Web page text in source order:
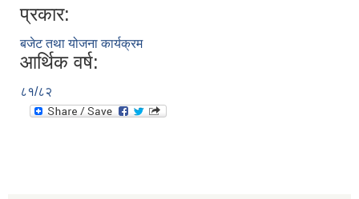
प्रकार:
बजेट तथा योजना कार्यक्रम
आर्थिक वर्ष:
८१/८२